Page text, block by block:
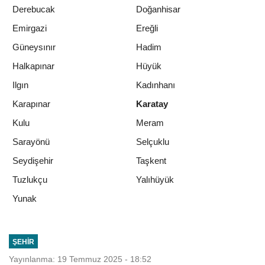
Derebucak
Doğanhisar
Emirgazi
Ereğli
Güneysınır
Hadim
Halkapınar
Hüyük
Ilgın
Kadınhanı
Karapınar
Karatay
Kulu
Meram
Sarayönü
Selçuklu
Seydişehir
Taşkent
Tuzlukçu
Yalıhüyük
Yunak
ŞEHIR
Yayınlanma: 19 Temmuz 2025 - 18:52